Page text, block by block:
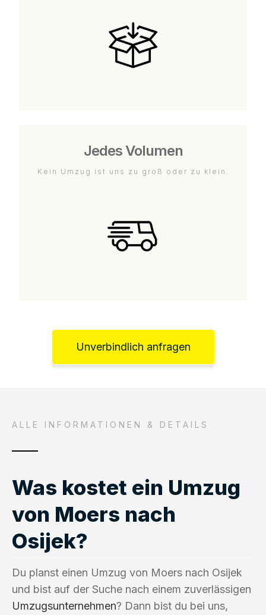
Jedes Volumen
Kein Umzug ist uns zu groß oder zu klein.
Unverbindlich anfragen
ALLE INFORMATIONEN & DETAILS
Was kostet ein Umzug
von Moers nach
Osijek?
Du planst einen Umzug von Moers nach Osijek
und bist auf der Suche nach einem zuverlässigen
Umzugsunternehmen? Dann bist du bei uns,